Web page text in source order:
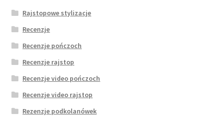
Rajstopowe stylizacje
Recenzje
Recenzje pończoch
Recenzje rajstop
Recenzje video pończoch
Recenzje video rajstop
Rezenzje podkolanówek